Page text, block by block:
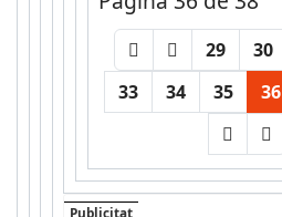
29 30
33
34 35 36